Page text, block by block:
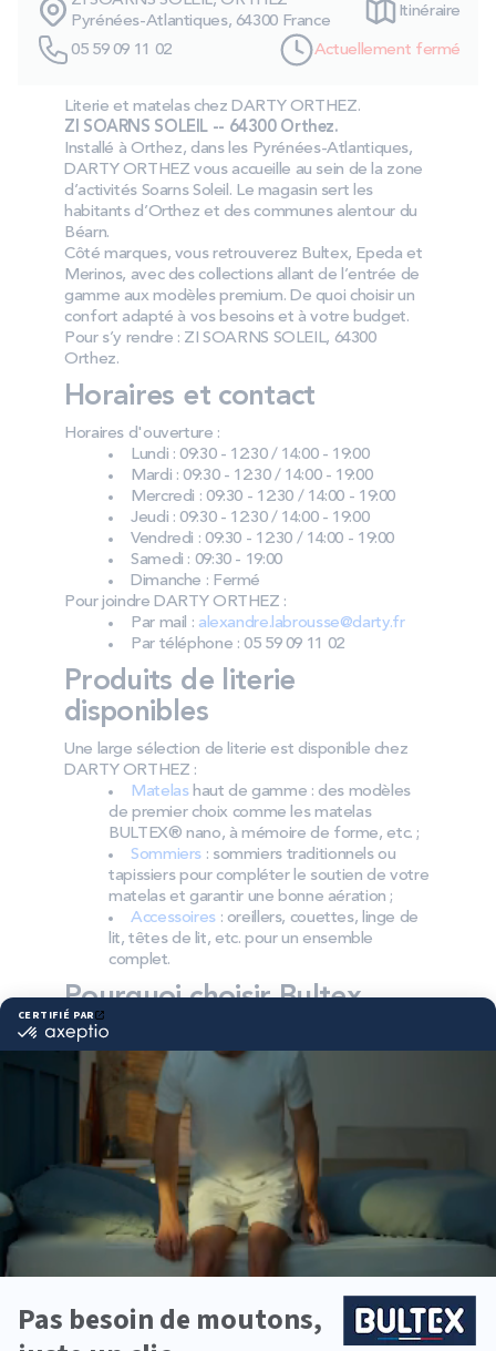
PROMOS
Nos engagements
Storelocator
ContactMon compte
Pyrénées-Atlantiques, 64300 France
Itinéraire
05 59 09 11 02 Actuellement fermé
Literie et matelas chez DARTY ORTHEZ.
ZI SOARNS SOLEIL -- 64300 Orthez.
Installé à Orthez, dans les Pyrénées-Atlantiques,
DARTY ORTHEZ vous accueille au sein de la zone
d’activités Soarns Soleil. Le magasin sert les
habitants d’Orthez et des communes alentour du
Béarn.
Côté marques, vous retrouverez Bultex, Epeda et
Merinos, avec des collections allant de l’entrée de
gamme aux modèles premium. De quoi choisir un
confort adapté à vos besoins et à votre budget.
Pour s’y rendre : ZI SOARNS SOLEIL, 64300
Orthez.
Horaires et contact
Horaires d'ouverture :
Lundi : 09:30 - 12:30 / 14:00 - 19:00
Mardi : 09:30 - 12:30 / 14:00 - 19:00
Mercredi : 09:30 - 12:30 / 14:00 - 19:00
Jeudi : 09:30 - 12:30 / 14:00 - 19:00
Vendredi : 09:30 - 12:30 / 14:00 - 19:00
Samedi : 09:30 - 19:00
Dimanche : Fermé
Pour joindre DARTY ORTHEZ :
Par mail : alexandre.labrousse@darty.fr
Par téléphone : 05 59 09 11 02
Produits de literie
disponibles
Une large sélection de literie est disponible chez
DARTY ORTHEZ :
Matelashaut de gamme : des modèles
de premier choix comme les matelas
BULTEX® nano, à mémoire de forme, etc. ;
Sommiers : sommiers traditionnels ou
tapissiers pour compléter le soutien de votre
matelas et garantir une bonne aération ;
Accessoires: oreillers, couettes, linge de
lit, têtes de lit, etc. pour un ensemble
complet.
Pourquoi choisir Bultex
comme literie ?
Bultex est la marque la plus détenue des Français*
et s’appuie sur un solide savoir-faire. La marque
conçoit des technologies de confort éprouvées
pour un sommeil régulier et durable.
La gamme couvre plusieurs fermetés, du plus
souple au plus ferme. En l’associant avec un
sommier adapté, vous obtenez un soutien
homogène et un confort qui respecte votre
morphologie.
Pour équiper toute la famille, Bultex propose des
solutions pour adultes, enfants et couchages
d’appoint. Vous pouvez ainsi harmoniser les niveaux
de confort pièce par pièce.
*Marque la plus détenue : 18 599 personnes